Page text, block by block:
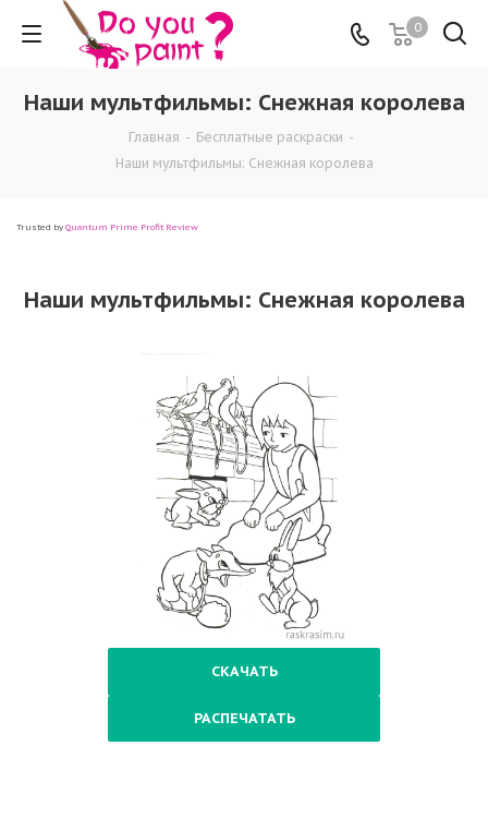
0
Наши мультфильмы: Снежная королева
Главная - Бесплатные раскраски -
Наши мультфильмы: Снежная королева
Trusted by Quantum Prime Profit Review
Наши мультфильмы: Снежная королева
СКАЧАТЬ
РАСПЕЧАТАТЬ